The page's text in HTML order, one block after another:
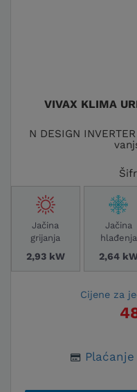
VIVAX KLIMA
N DESIGN
Jačina
grijanja
2,93 kW
Jačina
hlađenja
2,64
Cijene za